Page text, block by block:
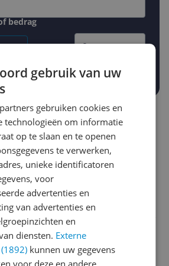
bedrag
-15%
Gewenste prijs
€
aanzetten
geschreven
en wil je graag je mening
met het schrijven van je
de details duurt het schrijven
tussen de 3 en 10 minuten.
je andere bezoekers een betere
je iedere maand kans op
de actievoorwaarden.
gebruik van uw
gebruiken cookies en
technologieën om informatie
op te slaan en te openen
te verwerken,
unieke identificatoren
voor
advertenties en
van advertenties en
en
diensten. Externe
kunnen uw gegevens
voor deze en andere